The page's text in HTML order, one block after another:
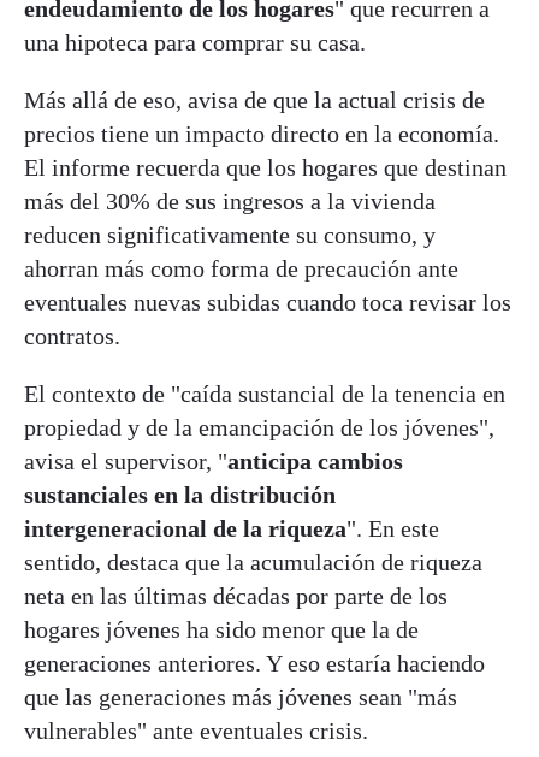
endeudamiento de los hogares" que recurren a
una hipoteca para comprar su casa.
Más allá de eso, avisa de que la actual crisis de
precios tiene un impacto directo en la economía.
El informe recuerda que los hogares que destinan
más del 30% de sus ingresos a la vivienda
reducen significativamente su consumo, y
ahorran más como forma de precaución ante
eventuales nuevas subidas cuando toca revisar los
contratos.
El contexto de "caída sustancial de la tenencia en
propiedad y de la emancipación de los jóvenes",
avisa el supervisor, "anticipa cambios
sustanciales en la distribución
intergeneracional de la riqueza". En este
sentido, destaca que la acumulación de riqueza
neta en las últimas décadas por parte de los
hogares jóvenes ha sido menor que la de
generaciones anteriores. Y eso estaría haciendo
que las generaciones más jóvenes sean "más
vulnerables" ante eventuales crisis.